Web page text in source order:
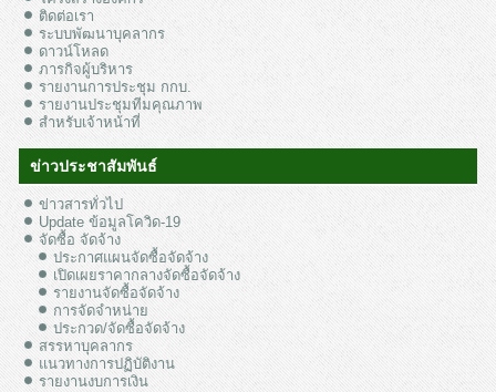
ติดต่อเรา
ระบบพัฒนาบุคลากร
ดาวน์โหลด
ภารกิจผู้บริหาร
รายงานการประชุม กกบ.
รายงานประชุมทีมคุณภาพ
สำหรับเจ้าหน้าที่
ข่าวประชาสัมพันธ์
ข่าวสารทั่วไป
Update ข้อมูลโควิด-19
จัดซื้อ จัดจ้าง
ประกาศแผนจัดซื้อจัดจ้าง
เปิดเผยราคากลางจัดซื้อจัดจ้าง
รายงานจัดซื้อจัดจ้าง
การจัดจำหน่าย
ประกวด/จัดซื้อจัดจ้าง
สรรหาบุคลากร
แนวทางการปฏิบัติงาน
รายงานงบการเงิน